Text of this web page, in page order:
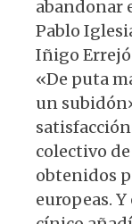
abandonar
Pablo
Iñigo
«De puta
un
colectivo
obtenidos
europeas.